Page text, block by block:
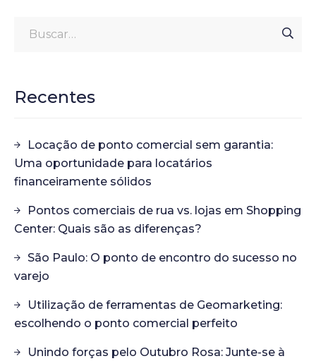
Recentes
Locação de ponto comercial sem garantia:
Uma oportunidade para locatários
financeiramente sólidos
Pontos comerciais de rua vs. lojas em Shopping
Center: Quais são as diferenças?
São Paulo: O ponto de encontro do sucesso no
varejo
Utilização de ferramentas de Geomarketing:
escolhendo o ponto comercial perfeito
Unindo forças pelo Outubro Rosa: Junte-se à